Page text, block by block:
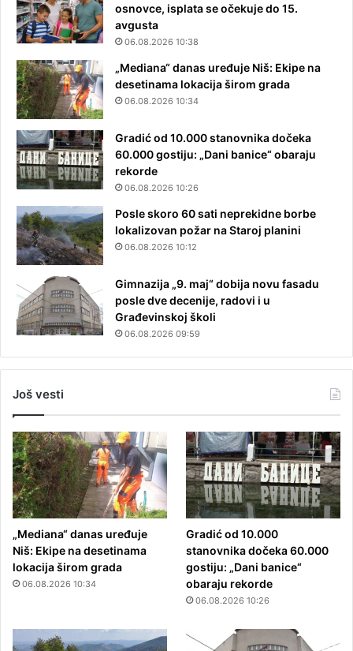
osnovce, isplata se očekuje do 15.
avgusta
06.08.2026 10:38
„Mediana“ danas uređuje Niš: Ekipe na
desetinama lokacija širom grada
06.08.2026 10:34
Gradić od 10.000 stanovnika dočeka
60.000 gostiju: „Dani banice“ obaraju
rekorde
06.08.2026 10:26
Posle skoro 60 sati neprekidne borbe
lokalizovan požar na Staroj planini
06.08.2026 10:12
Gimnazija „9. maj“ dobija novu fasadu
posle dve decenije, radovi i u
Građevinskoj školi
06.08.2026 09:59
Još vesti
„Mediana“ danas uređuje
Niš: Ekipe na desetinama
lokacija širom grada
06.08.2026 10:34
Gradić od 10.000
stanovnika dočeka 60.000
gostiju: „Dani banice“
obaraju rekorde
06.08.2026 10:26